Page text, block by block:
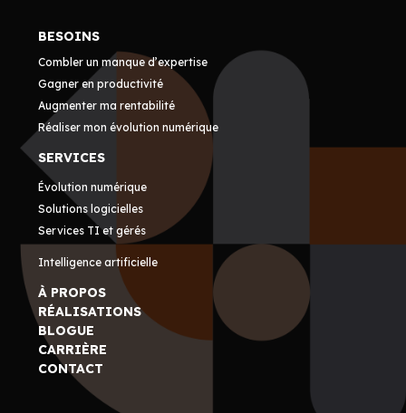
BESOINS
Combler un manque d’expertise
Gagner en productivité
Augmenter ma rentabilité
Réaliser mon évolution numérique
SERVICES
Évolution numérique
Solutions logicielles
Services TI et gérés
Intelligence artificielle
À PROPOS
RÉALISATIONS
BLOGUE
CARRIÈRE
CONTACT